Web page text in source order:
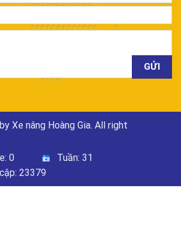
Xe nâng Hoàng Gia. All right
0 Tuần: 31
23379